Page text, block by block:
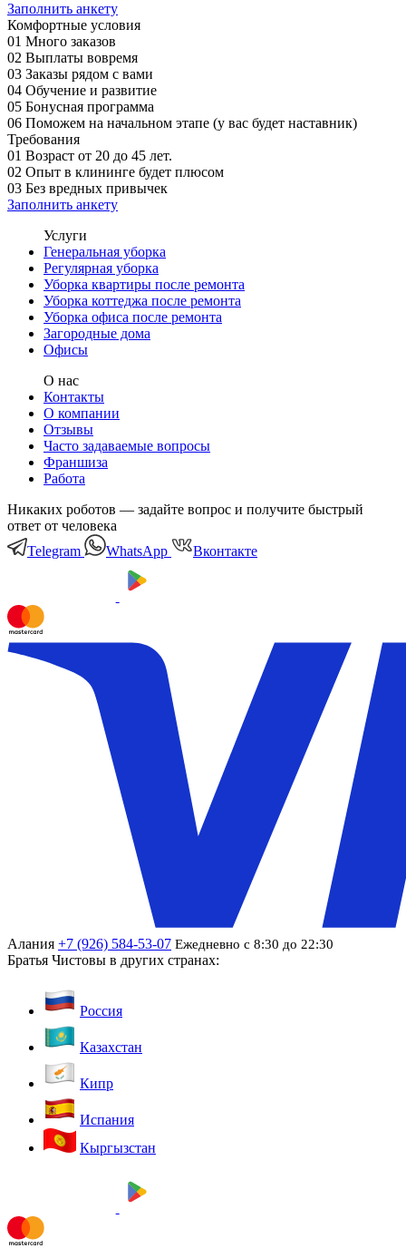
Заполнить анкету
Комфортные условия
01 Много заказов
02 Выплаты вовремя
03 Заказы рядом с вами
04 Обучение и развитие
05 Бонусная программа
06 Поможем на начальном этапе (у вас будет наставник)
Требования
01 Возраст от 20 до 45 лет.
02 Опыт в клининге будет плюсом
03 Без вредных привычек
Заполнить анкету
Услуги
Генеральная уборка
Регулярная уборка
Уборка квартиры после ремонта
Уборка коттеджа после ремонта
Уборка офиса после ремонта
Загородные дома
Офисы
О нас
Контакты
О компании
Отзывы
Часто задаваемые вопросы
Франшиза
Работа
Никаких роботов — задайте вопрос и получите быстрый
ответ от человека
Telegram
WhatsApp Вконтакте
Алания +7 (926) 584-53-07 Ежедневно с 8:30 до 22:30
Братья Чистовы в других странах:
Россия
Казахстан
Кипр
Испания
Кыргызстан